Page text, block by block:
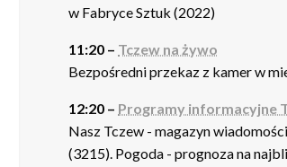
w Fabryce Sztuk (2022)
11:20 – Tczew na żywo
Bezpośredni przekaz z kamer w
12:20 – Programy informacyjne
Nasz Tczew - magazyn
(3215). Pogoda - prognoza na